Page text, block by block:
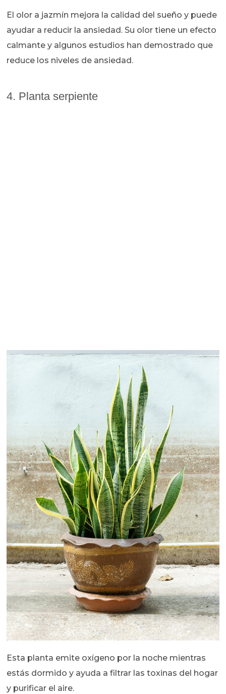
El olor a jazmín mejora la calidad del sueño y puede
ayudar a reducir la ansiedad. Su olor tiene un efecto
calmante y algunos estudios han demostrado que
reduce los niveles de ansiedad.
4. Planta serpiente
Esta planta emite oxígeno por la noche mientras
estás dormido y ayuda a filtrar las toxinas del hogar
y purificar el aire.